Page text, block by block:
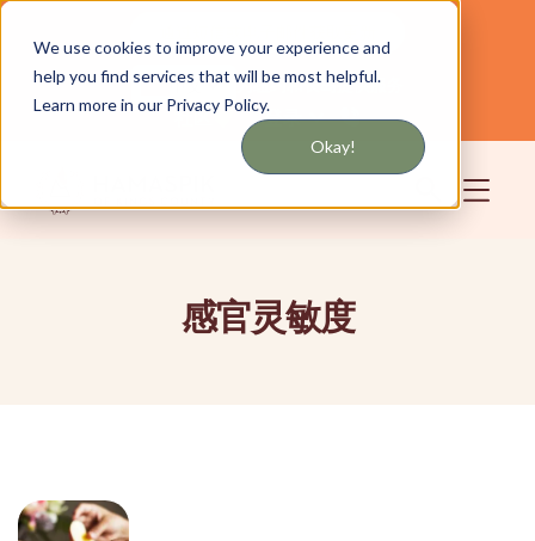
We use cookies to improve your experience and
help you find services that will be most helpful.
Learn more in our Privacy Policy.
Okay!
中文 为纽约和长岛提供服务
社区 登录
感官灵敏度